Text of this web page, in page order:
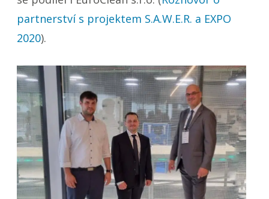
partnerství s projektem S.A.W.E.R. a EXPO
2020).